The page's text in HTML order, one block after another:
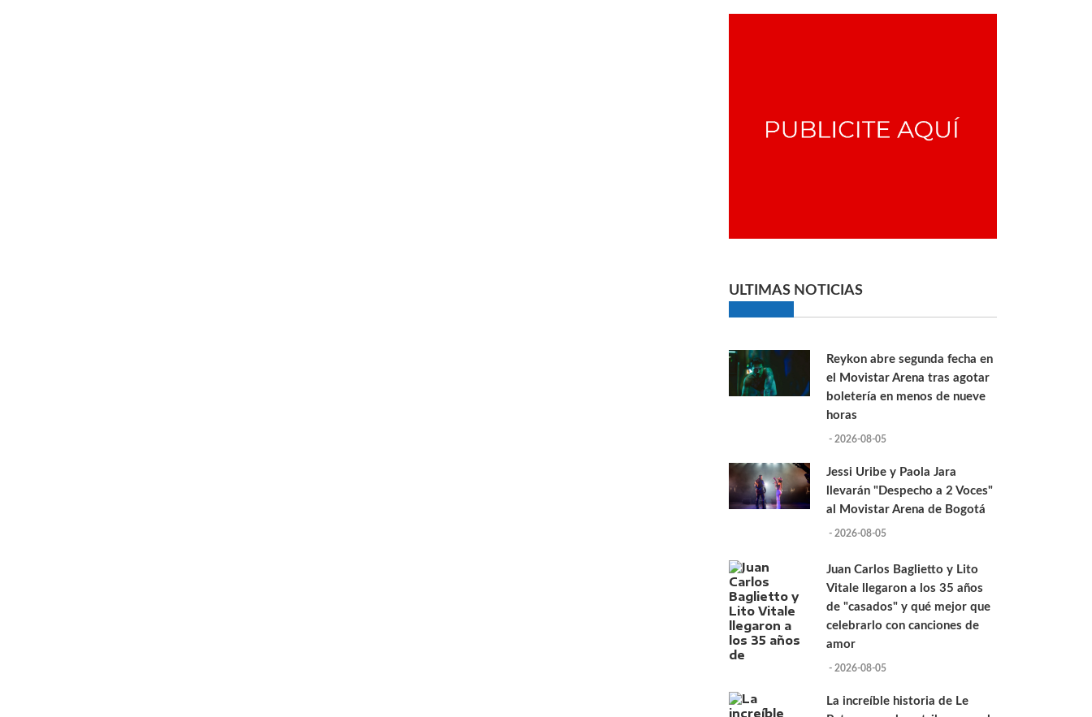
ULTIMAS NOTICIAS
Reykon abre segunda fecha en
el Movistar Arena tras agotar
boletería en menos de nueve
horas
- 2026-08-05
Jessi Uribe y Paola Jara
llevarán "Despecho a 2 Voces"
al Movistar Arena de Bogotá
- 2026-08-05
Juan Carlos Baglietto y Lito
Vitale llegaron a los 35 años
de "casados" y qué mejor que
celebrarlo con canciones de
amor
- 2026-08-05
La increíble historia de Le